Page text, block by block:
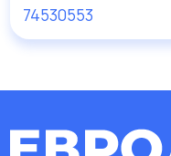
74530553